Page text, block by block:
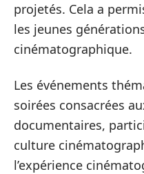
projetés. Cela a
les jeunes
cinématographique.
Les événements
soirées consacrées
documentaires,
culture
l’expérience